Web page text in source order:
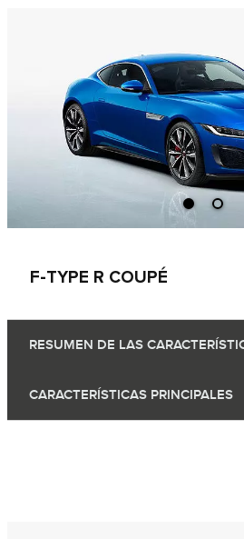
F‑TYPE R COUPÉ
RESUMEN DE LAS
CARACTERÍSTICAS PRINCIPALES